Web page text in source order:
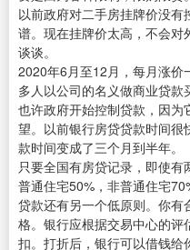
以前政府对二手房挂牌价没
谱。现在挂牌价太高，不会对
谈谈。
2020年6月至12月，每月涨价
多人以公司的名义做商业贷款
也许政府开始控制贷款，因
望。以前银行房贷贷款时间
款时间变成了三个月到半年。
只要全国有房贷记录，即使有
普通住宅50%，非普通住宅
贷款还有另一个低原则。你
格。银行应根据交易中心的
扣。打折后，银行可以借钱给